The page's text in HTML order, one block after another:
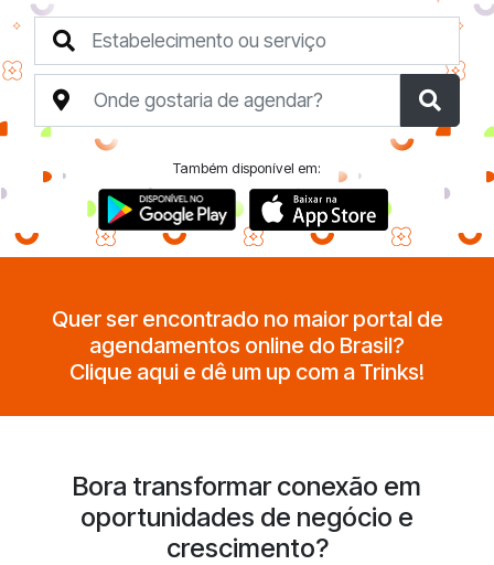
Também disponível em:
Quer ser encontrado no maior portal de
agendamentos online do Brasil?
Clique aqui e dê um up com a Trinks!
Bora transformar conexão em
oportunidades de negócio e
crescimento?